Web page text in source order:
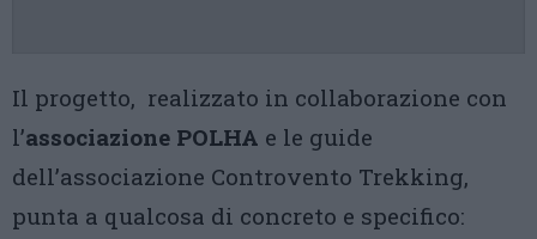
Il progetto, realizzato in collaborazione con
l’associazione POLHA e le guide
dell’associazione Controvento Trekking,
punta a qualcosa di concreto e specifico: